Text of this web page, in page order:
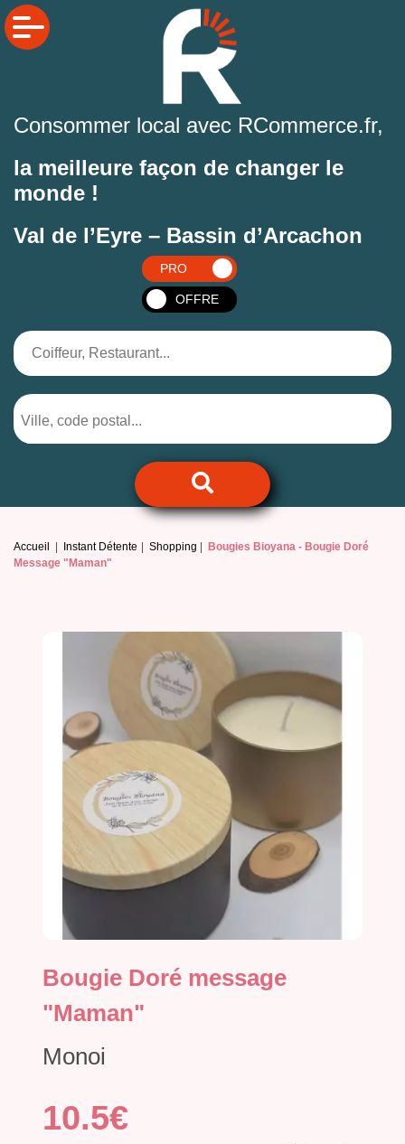
Consommer local avec RCommerce.fr,
la meilleure façon de changer le
monde !
Val de l’Eyre – Bassin d’Arcachon
PRO
OFFRE
Accueil Instant Détente Shopping Bougies Bioyana - Bougie Doré
Message "Maman"
Bougie Doré message
"Maman"
Monoi
10.5€